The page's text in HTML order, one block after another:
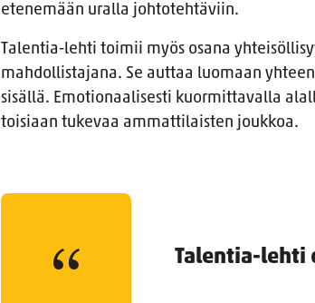
etenemään uralla johtotehtäviin.
Talentia-lehti toimii myös osana
mahdollistajana. Se auttaa luomaan
sisällä. Emotionaalisesti kuormittavalla
toisiaan tukevaa ammattilaisten joukkoa.
Talentia-lehti